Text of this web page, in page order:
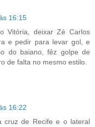
16:15
Vitória, deixar Zé Carlos
e pedir para levar gol, e
do baiano, fêz golpe de
de falta no mesmo estilo.
16:22
cruz de Recife e o lateral